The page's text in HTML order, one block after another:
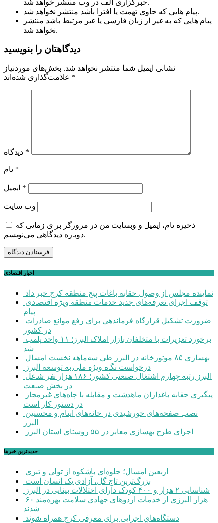
خبرگزاری الف در وب منتشر خواهد شد.
پیام هایی که حاوی تهمت یا افترا باشد منتشر نخواهد شد.
پیام هایی که به غیر از زبان فارسی یا غیر مرتبط باشد منتشر
نخواهد شد.
دیدگاهتان را بنویسید
نشانی ایمیل شما منتشر نخواهد شد. بخش‌های موردنیاز
*
*
*
*
وب‌ سایت
ذخیره نام، ایمیل و وبسایت من در مرورگر برای زمانی که
دوباره دیدگاهی می‌نویسم.
اخبار اقتصادی
نماینده مجلس از وصول حقابه باغات پنج منطقه کرج خبر داد
پیام
در کشور
شد
بهسازی ۸۵ موتورخانه در البرز طی سه‌ماهه نخست امسال
درخواست نگاه ویژه ملی به توسعه البرز
در بخش صنعت
در دستور کار است
البرز
اجرای طرح بهسازی معابر در ۵۵ روستای استان البرز
جديدترين خبرها
اربعین امسال؛ جلوه‌ای باشکوه از تولی و تبری
بزرگ‌ترین تاج گل، آزادی یک انسان است
شناسایی ۲ هزار و ۴۰۰ کودک دارای اختلالات بینایی در البرز
۶۰ هزار البرزی از خدمات اردوهای جهادی سلامت بهره‌مند
شدند
دستگاه‌های اجرایی برای معرفی کرج همراه شوند